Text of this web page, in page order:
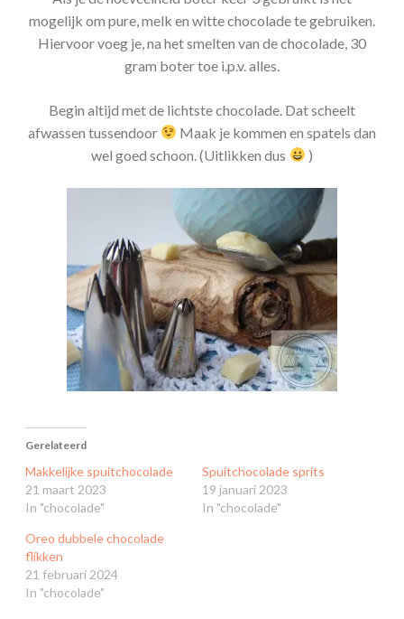
mogelijk om pure, melk en witte chocolade te gebruiken.
Hiervoor voeg je, na het smelten van de chocolade, 30
gram boter toe i.p.v. alles.
Begin altijd met de lichtste chocolade. Dat scheelt
afwassen tussendoor
Maak je kommen en spatels dan
wel goed schoon. (Uitlikken dus
)
Gerelateerd
Makkelijke spuitchocolade
21 maart 2023
In "chocolade"
Spuitchocolade sprits
19 januari 2023
In "chocolade"
Oreo dubbele chocolade
flikken
21 februari 2024
In "chocolade"